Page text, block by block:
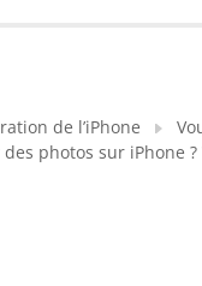
de l’iPhone
photos sur iPhone ?